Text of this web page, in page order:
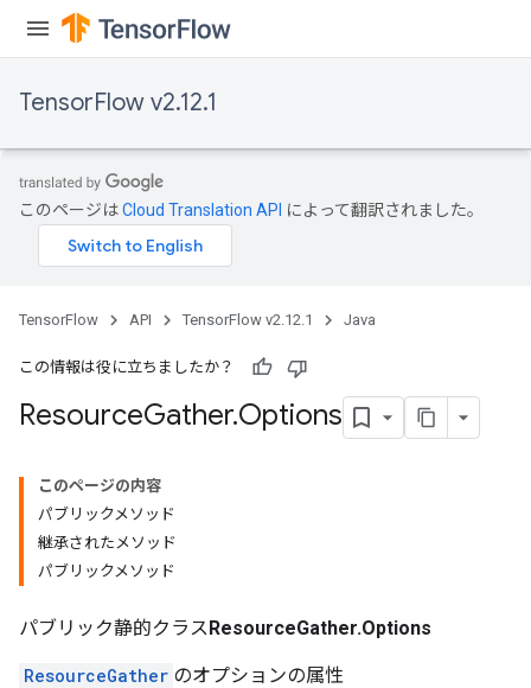
TensorFlow v2.12.1
このページはCloud Translation API によって翻訳されました。
TensorFlow API TensorFlow v2.12.1 Java
この情報は役に立ちましたか？
ResourceGather.Options
このページの内容
パブリックメソッド
継承されたメソッド
パブリックメソッド
パブリック静的クラスResourceGather.Options
ResourceGather のオプションの属性